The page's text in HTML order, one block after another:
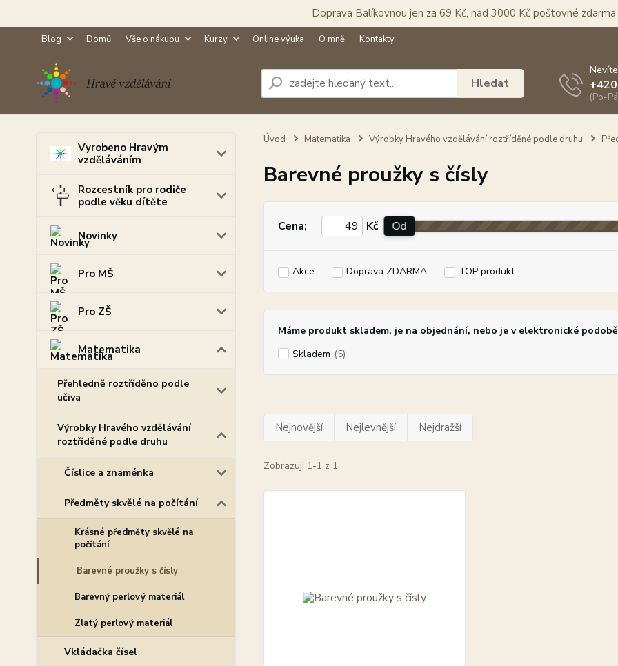
Doprava Balíkovnou jen za 69 Kč, nad 3000 Kč poštovné zdarma
Blog Domů Vše o nákupu Kurzy Online výuka O mně Kontakty
Hledat
(Po-
Vyrobeno Hravým
vzděláváním
Rozcestník pro rodiče
podle věku dítěte
Novinky
Pro MŠ
Pro ZŠ
Matematika
Přehledně roztříděno podle
učiva
Výrobky Hravého vzdělávání
roztříděné podle druhu
Číslice a znaménka
Předměty skvělé na počítání
Krásné předměty skvělé na
počítání
Barevné proužky s čísly
Barevný perlový materiál
Zlatý perlový materiál
Vkládačka čísel
Úvod Matematika Výrobky Hravého vzdělávání roztříděné podle druhu
Barevné proužky s čísly
Cena: Kč Od
Akce Doprava ZDARMA TOP produkt
Máme produkt skladem, je na objednání, nebo je v elektronické
Skladem (5)
Nejnovější Nejlevnější Nejdražší
Zobrazuji 1-1 z 1